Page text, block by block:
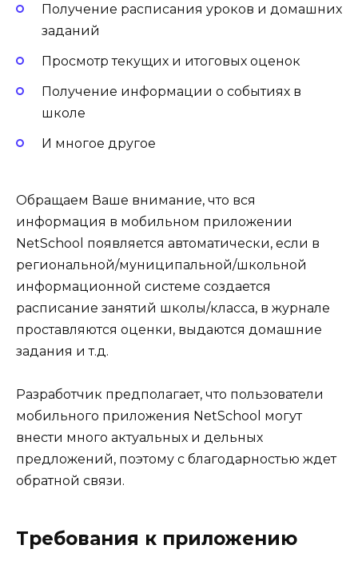
Получение расписания уроков и домашних
заданий
Просмотр текущих и итоговых оценок
Получение информации о событиях в
школе
И многое другое
Обращаем Ваше внимание, что вся
информация в мобильном приложении
NetSchool появляется автоматически, если в
региональной/муниципальной/школьной
информационной системе создается
расписание занятий школы/класса, в журнале
проставляются оценки, выдаются домашние
задания и т.д.
Разработчик предполагает, что пользователи
мобильного приложения NetSchool могут
внести много актуальных и дельных
предложений, поэтому с благодарностью ждет
обратной связи.
Требования к приложению